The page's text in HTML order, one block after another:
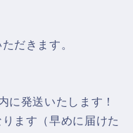
だきます。
に発送いたします！
ます（早めに届けた